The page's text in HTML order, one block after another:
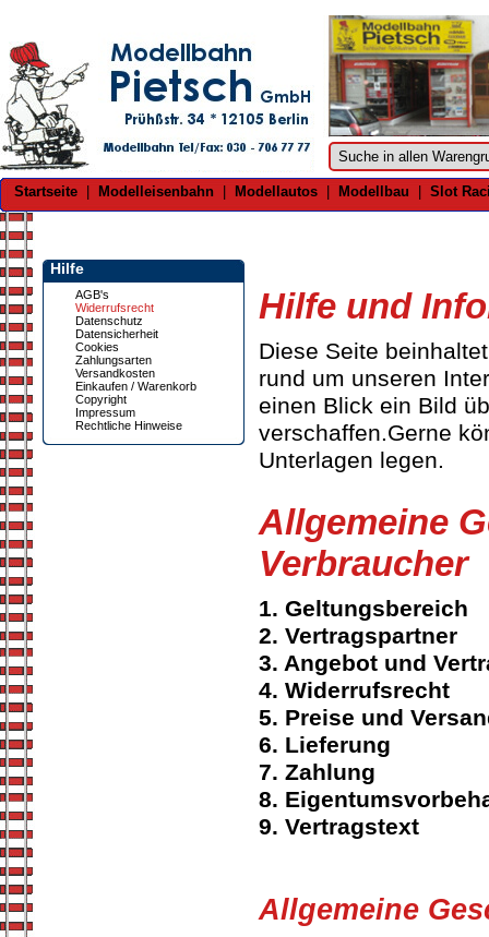
Startseite Modelleisenbahn Modellautos Modellbau Slot
Hilfe
AGB's
Widerrufsrecht
Datenschutz
Datensicherheit
Cookies
Zahlungsarten
Versandkosten
Einkaufen / Warenkorb
Copyright
Impressum
Rechtliche Hinweise
Hilfe und
Diese Seite
rund um unseren
einen Blick ein Bild
verschaffen.Gerne
Unterlagen legen.
Allgemeine
Verbraucher
1. Geltungsbereich
2. Vertragspartner
3. Angebot und
4. Widerrufsrecht
5. Preise und
6. Lieferung
7. Zahlung
8.
9. Vertragstext
Allgemeine